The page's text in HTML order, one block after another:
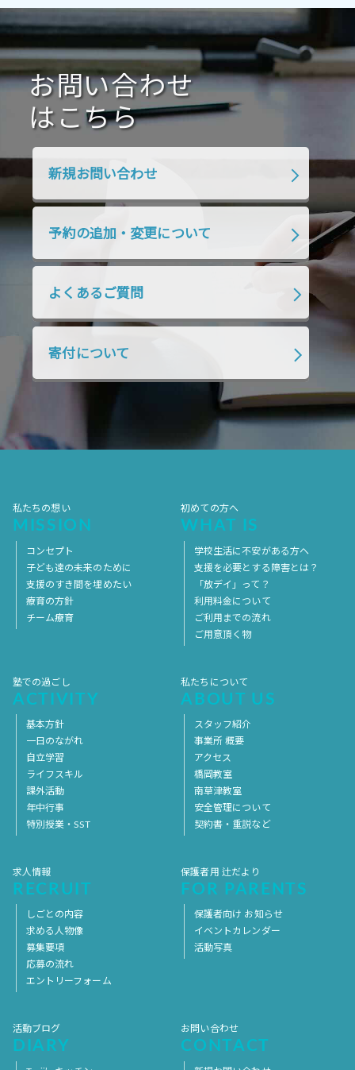
2021年1月 2020年12月 2020年11月
2020年10月 2020年9月 2020年8月
2020年7月 2020年6月 2020年5月
2020年4月 2020年3月 2020年2月
2019年9月
2019年4月
2018年7月 2018年6月
2018年4月 2018年3月 2018年2月
2018年1月 2017年12月
2017年10月 2017年9月 2017年8月
2017年5月
2017年4月
お問い合わせ
はこちら
新規お問い合わせ
予約の追加・変更について
よくあるご質問
寄付について
私たちの想い
MISSION
コンセプト
子ども達の未来のために
支援のすき間を埋めたい
療育の方針
チーム療育
初めての方へ
WHAT IS
学校生活に不安がある方へ
支援を必要とする障害とは？
「放デイ」って？
利用料金について
ご利用までの流れ
ご用意頂く物
塾での過ごし
ACTIVITY
基本方針
一日のながれ
自立学習
ライフスキル
課外活動
年中行事
特別授業・SST
私たちについて
ABOUT US
スタッフ紹介
事業所 概要
アクセス
橋岡教室
南草津教室
安全管理について
契約書・重説など
求人情報
RECRUIT
しごとの内容
求める人物像
募集要項
応募の流れ
エントリーフォーム
保護者用 辻だより
FOR PARENTS
保護者向け お知らせ
イベントカレンダー
活動写真
活動ブログ
DIARY
お問い合わせ
CONTACT